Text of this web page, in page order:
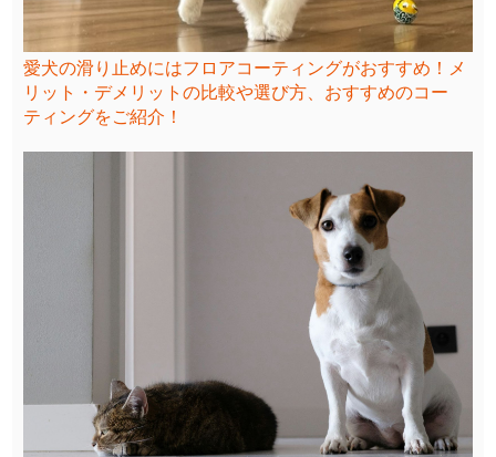
愛犬の滑り止めにはフロアコーティングがおすすめ！メ
リット・デメリットの比較や選び方、おすすめのコー
ティングをご紹介！